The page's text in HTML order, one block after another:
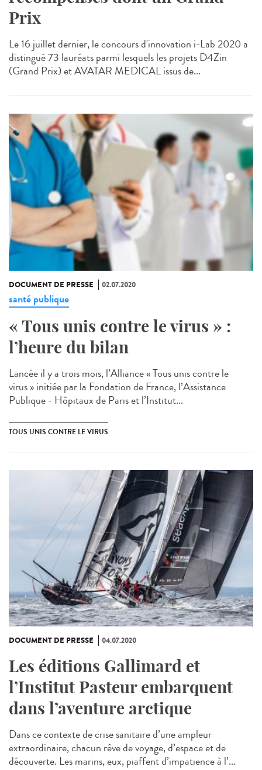
Prix
Le 16 juillet dernier, le concours d'innovation i-Lab 2020 a
distingué 73 lauréats parmi lesquels les projets D4Zin
(Grand Prix) et AVATAR MEDICAL issus de...
DOCUMENT DE PRESSE 02.07.2020
santé publique
« Tous unis contre le virus » :
l’heure du bilan
Lancée il y a trois mois, l’Alliance « Tous unis contre le
virus » initiée par la Fondation de France, l’Assistance
Publique - Hôpitaux de Paris et l’Institut...
TOUS UNIS CONTRE LE VIRUS
DOCUMENT DE PRESSE 04.07.2020
Les éditions Gallimard et
l’Institut Pasteur embarquent
dans l’aventure arctique
Dans ce contexte de crise sanitaire d’une ampleur
extraordinaire, chacun rêve de voyage, d’espace et de
découverte. Les marins, eux, piaffent d’impatience à l’...